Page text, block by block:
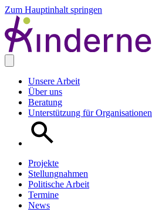
Zum Hauptinhalt springen
Unsere Arbeit
Über uns
Beratung
Unterstützung für Organisationen
Projekte
Stellungnahmen
Politische Arbeit
Termine
News